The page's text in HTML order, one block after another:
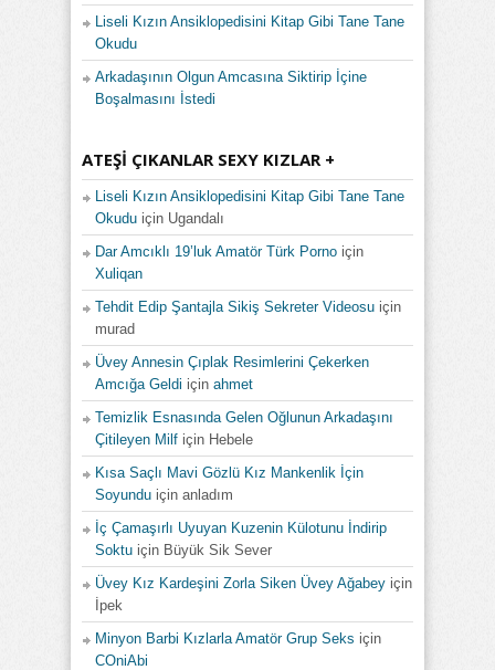
Liseli Kızın Ansiklopedisini Kitap Gibi Tane Tane
Okudu
Arkadaşının Olgun Amcasına Siktirip İçine
Boşalmasını İstedi
ATEŞI ÇIKANLAR SEXY KIZLAR +
Liseli Kızın Ansiklopedisini Kitap Gibi Tane Tane
Okudu için Ugandalı
Dar Amcıklı 19’luk Amatör Türk Porno için
Xuliqan
Tehdit Edip Şantajla Sikiş Sekreter Videosu için
murad
Üvey Annesin Çıplak Resimlerini Çekerken
Amcığa Geldi için ahmet
Temizlik Esnasında Gelen Oğlunun Arkadaşını
Çitileyen Milf için Hebele
Kısa Saçlı Mavi Gözlü Kız Mankenlik İçin
Soyundu için anladım
İç Çamaşırlı Uyuyan Kuzenin Külotunu İndirip
Soktu için Büyük Sik Sever
Üvey Kız Kardeşini Zorla Siken Üvey Ağabey için
İpek
Minyon Barbi Kızlarla Amatör Grup Seks için
COniAbi